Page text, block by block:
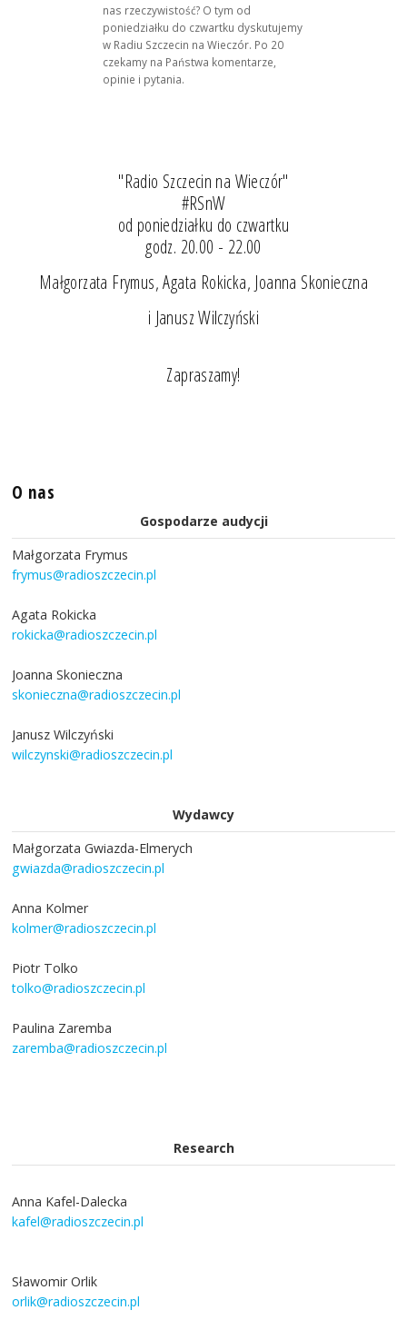
nas rzeczywistość? O tym od
poniedziałku do czwartku dyskutujemy
w Radiu Szczecin na Wieczór. Po 20
czekamy na Państwa komentarze,
opinie i pytania.
"Radio Szczecin na Wieczór"
#RSnW
od poniedziałku do czwartku
godz. 20.00 - 22.00
Małgorzata Frymus, Agata Rokicka, Joanna Skonieczna
i Janusz Wilczyński
Zapraszamy!
O nas
Gospodarze audycji
Małgorzata Frymus
frymus@radioszczecin.pl
Agata Rokicka
rokicka@radioszczecin.pl
Joanna Skonieczna
skonieczna@radioszczecin.pl
Janusz Wilczyński
wilczynski@radioszczecin.pl
Wydawcy
Małgorzata Gwiazda-Elmerych
gwiazda@radioszczecin.pl
Anna Kolmer
kolmer@radioszczecin.pl
Piotr Tolko
tolko@radioszczecin.pl
Paulina Zaremba
zaremba@radioszczecin.pl
Research
Anna Kafel-Dalecka
kafel@radioszczecin.pl
Sławomir Orlik
orlik@radioszczecin.pl